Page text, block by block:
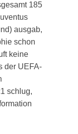
185
ausgab,
schon
keine
der UEFA-
schlug,